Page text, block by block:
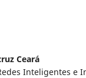
Ceará
Inteligentes e